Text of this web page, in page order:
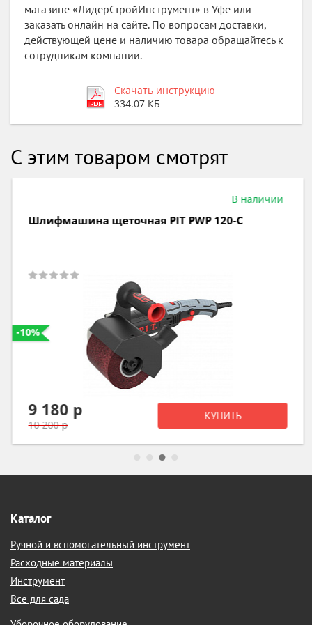
магазине «ЛидерСтройИнструмент» в Уфе или
заказать онлайн на сайте. По вопросам доставки,
действующей цене и наличию товара обращайтесь к
сотрудникам компании.
Скачать инструкцию
334.07 КБ
С этим товаром смотрят
В наличии
Шлифмашина щеточная PIT PWP 120-C
-10%
9 180 р
10 200 р
КУПИТЬ
Каталог
Ручной и вспомогательный инструмент
Расходные материалы
Инструмент
Все для сада